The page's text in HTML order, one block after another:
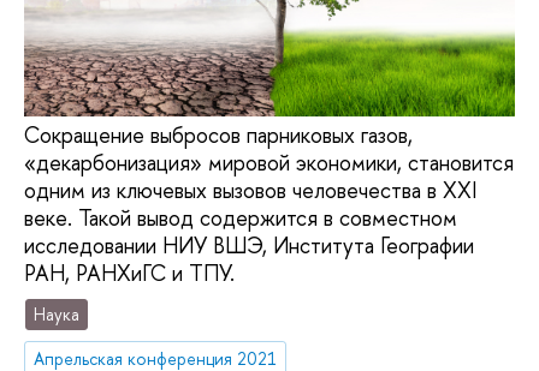
Сокращение выбросов парниковых газов,
«декарбонизация» мировой экономики, становится
одним из ключевых вызовов человечества в XXI
веке. Такой вывод содержится в совместном
исследовании НИУ ВШЭ, Института Географии
РАН, РАНХиГС и ТПУ.
Наука
Апрельская конференция 2021